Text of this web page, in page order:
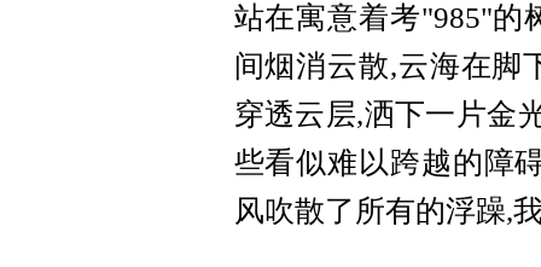
站在寓意着考"985"的
间烟消云散,云海在脚
穿透云层,洒下一片金
些看似难以跨越的障
风吹散了所有的浮躁,